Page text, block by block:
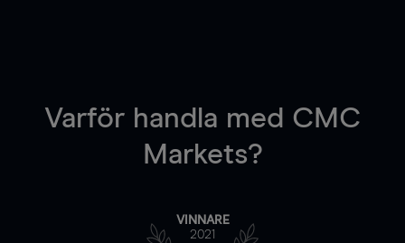
Varför handla med CMC
Markets?
VINNARE
2021